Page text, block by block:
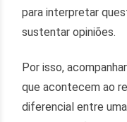
para interpretar
sustentar opiniões.
Por isso,
que acontecem ao
diferencial entre